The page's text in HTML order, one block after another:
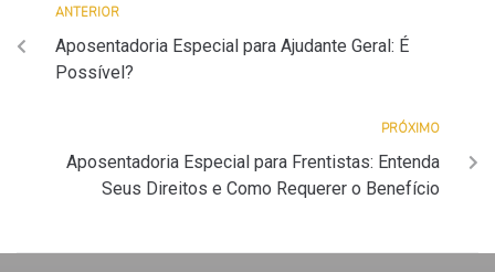
ANTERIOR
Aposentadoria Especial para Ajudante Geral: É
Possível?
PRÓXIMO
Aposentadoria Especial para Frentistas: Entenda
Seus Direitos e Como Requerer o Benefício